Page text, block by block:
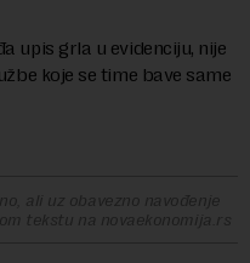
upis grla u evidenciju, nije
koje se time bave same
ali uz obavezno navođenje
tekstu na novaekonomija.rs